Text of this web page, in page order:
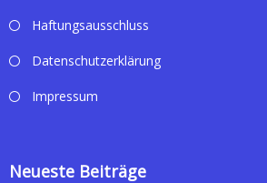
Haftungsausschluss
Datenschutzerklärung
Impressum
Neueste Beiträge